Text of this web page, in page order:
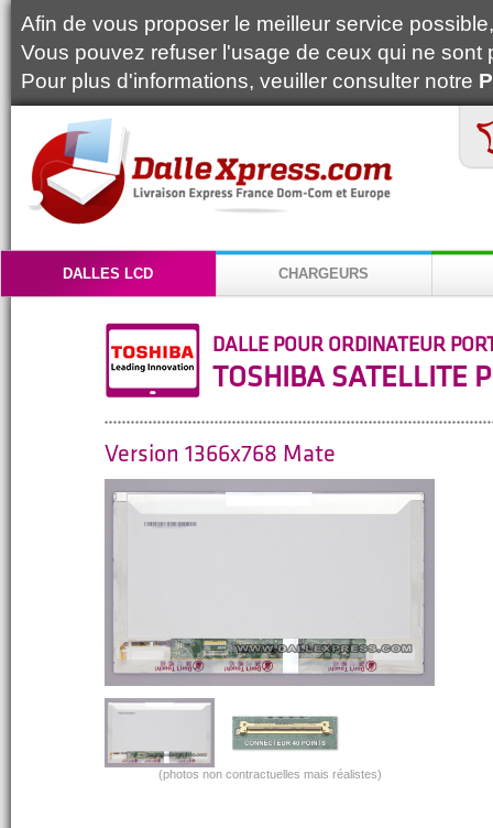
Afin de vous proposer le meilleur service
Vous pouvez refuser l'usage de ceux qui ne
Pour plus d'informations, veuiller consulter notre
DALLES LCD CHARGEURS
DALLE POUR ORDINATEUR
TOSHIBA SATELLITE
Version 1366x768 Mate
(photos non contractuelles mais réalistes)